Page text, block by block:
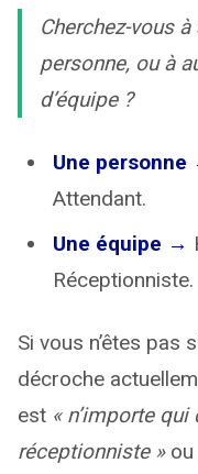
Cherchez-vous
personne, ou à
d’équipe ?
Une personne
Attendant.
Une équipe →
Réceptionniste.
Si vous n’êtes pas
décroche
est « n’importe
réceptionniste »ou